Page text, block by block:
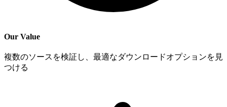
Our Value
複数のソースを検証し、最適なダウンロードオプションを見
つける